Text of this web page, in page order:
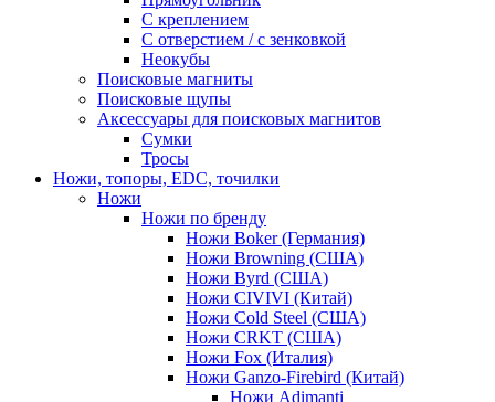
С креплением
С отверстием / с зенковкой
Неокубы
Поисковые магниты
Поисковые щупы
Аксессуары для поисковых магнитов
Сумки
Тросы
Ножи, топоры, EDC, точилки
Ножи
Ножи по бренду
Ножи Boker (Германия)
Ножи Browning (США)
Ножи Byrd (США)
Ножи CIVIVI (Китай)
Ножи Cold Steel (США)
Ножи CRKT (США)
Ножи Fox (Италия)
Ножи Ganzo-Firebird (Китай)
Ножи Adimanti